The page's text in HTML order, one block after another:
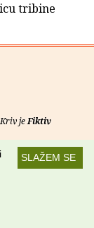
tribine
Kriv jeFiktiv
kanali
SLAŽEM SE